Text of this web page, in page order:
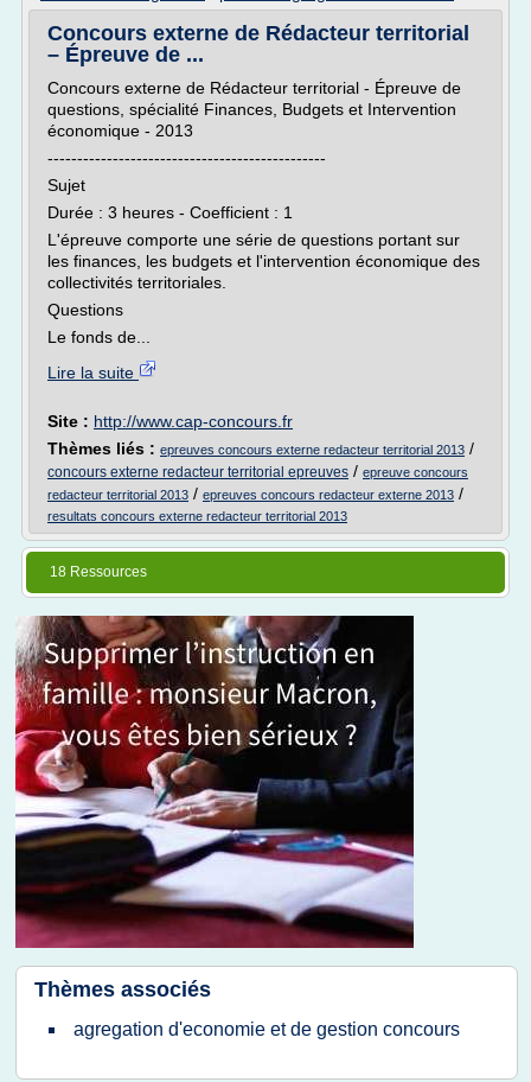
Concours externe de Rédacteur territorial
– Épreuve de ...
Concours externe de Rédacteur territorial - Épreuve de
questions, spécialité Finances, Budgets et Intervention
économique - 2013
-----------------------------------------------
Sujet
Durée : 3 heures - Coefficient : 1
L'épreuve comporte une série de questions portant sur
les finances, les budgets et l'intervention économique des
collectivités territoriales.
Questions
Le fonds de...
Lire la suite
Site : http://www.cap-concours.fr
Thèmes liés : epreuves concours externe redacteur territorial 2013 /
concours externe redacteur territorial epreuves / epreuve concours
redacteur territorial 2013 / epreuves concours redacteur externe 2013 /
resultats concours externe redacteur territorial 2013
18 Ressources
Thèmes associés
agregation d'economie et de gestion concours